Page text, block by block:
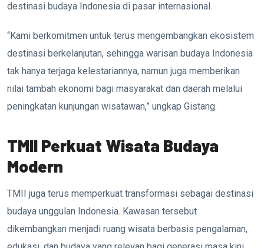
destinasi budaya Indonesia di pasar internasional.
“Kami berkomitmen untuk terus mengembangkan ekosistem
destinasi berkelanjutan, sehingga warisan budaya Indonesia
tak hanya terjaga kelestariannya, namun juga memberikan
nilai tambah ekonomi bagi masyarakat dan daerah melalui
peningkatan kunjungan wisatawan,” ungkap Gistang.
TMII Perkuat Wisata Budaya
Modern
TMII juga terus memperkuat transformasi sebagai destinasi
budaya unggulan Indonesia. Kawasan tersebut
dikembangkan menjadi ruang wisata berbasis pengalaman,